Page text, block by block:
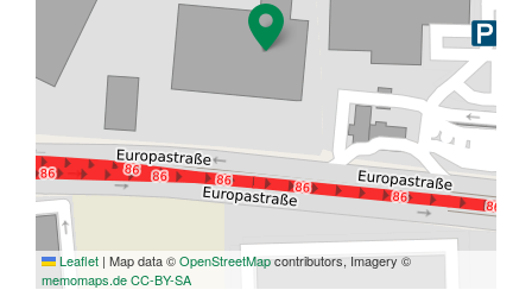
Leaflet | Map data ©OpenStreetMapcontributors, Imagery ©
memomaps.deCC-BY-SA